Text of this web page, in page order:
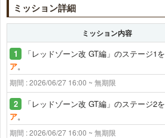
ミッション詳細
ミッション内容
1 「レッドゾーン改 GT編」のステージ1を
ア。
期間 : 2026/06/27 16:00 ~ 無期限
2 「レッドゾーン改 GT編」のステージ2を
ア。
期間 : 2026/06/27 16:00 ~ 無期限